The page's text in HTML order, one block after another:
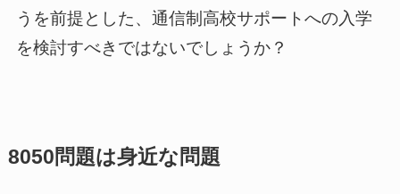
うを前提とした、通信制高校サポートへの入学
を検討すべきではないでしょうか？
8050問題は身近な問題